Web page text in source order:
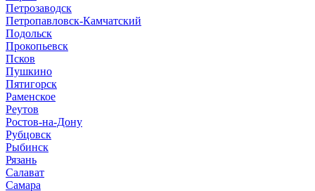
Петрозаводск
Петропавловск-Камчатский
Подольск
Прокопьевск
Псков
Пушкино
Пятигорск
Раменское
Реутов
Ростов-на-Дону
Рубцовск
Рыбинск
Рязань
Салават
Самара